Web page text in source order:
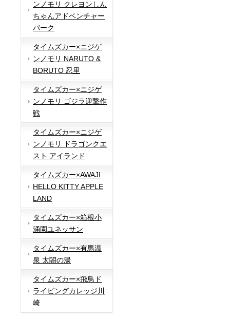
ンノモリ クレヨンしん
ちゃんアドベンチャー
パーク
タイムズカー×ニジゲ
ンノモリ NARUTO &
BORUTO 忍里
タイムズカー×ニジゲ
ンノモリ ゴジラ迎撃作
戦
タイムズカー×ニジゲ
ンノモリ ドラゴンクエ
スト アイランド
タイムズカー×AWAJI
HELLO KITTY APPLE
LAND
タイムズカー×箱根小
涌園ユネッサン
タイムズカー×有馬温
泉 太閤の湯
タイムズカー×飛鳥ド
ライビングカレッジ川
崎